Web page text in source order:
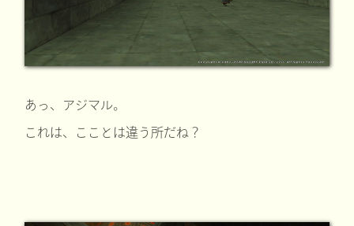
あっ、アジマル。
これは、こことは違う所だね？